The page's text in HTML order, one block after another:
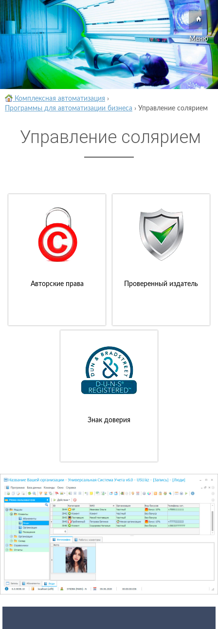
Меню
Комплексная автоматизация ›
Программы для автоматизации бизнеса › Управление солярием
Управление солярием
Авторские права Проверенный издатель
Знак доверия